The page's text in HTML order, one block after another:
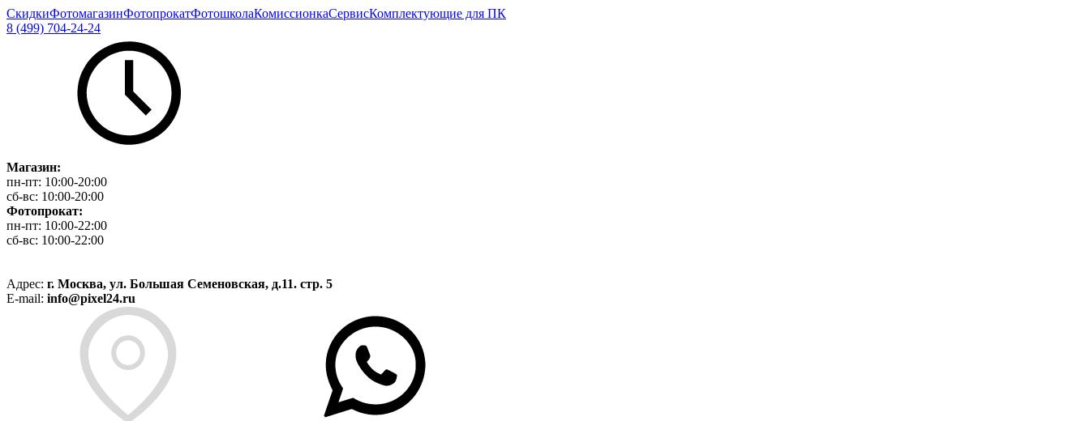
СкидкиФотомагазинФотопрокатФотошколаКомиссионкаСервисКомплектующие для ПК
8 (499) 704-24-24
Магазин:
пн-пт: 10:00-20:00
сб-вс: 10:00-20:00
Фотопрокат:
пн-пт: 10:00-22:00
сб-вс: 10:00-22:00
Адрес: г. Москва, ул. Большая Семеновская, д.11. стр. 5
E-mail: info@pixel24.ru